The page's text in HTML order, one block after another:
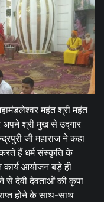
महंत श्री महंत
अपने श्री मुख से उद्गार
जी महाराज ने कहा
करते हैं धर्म संस्कृति के
कार्य आयोजन बड़े ही
से देवी देवताओं की कृपा
होने के साथ-साथ